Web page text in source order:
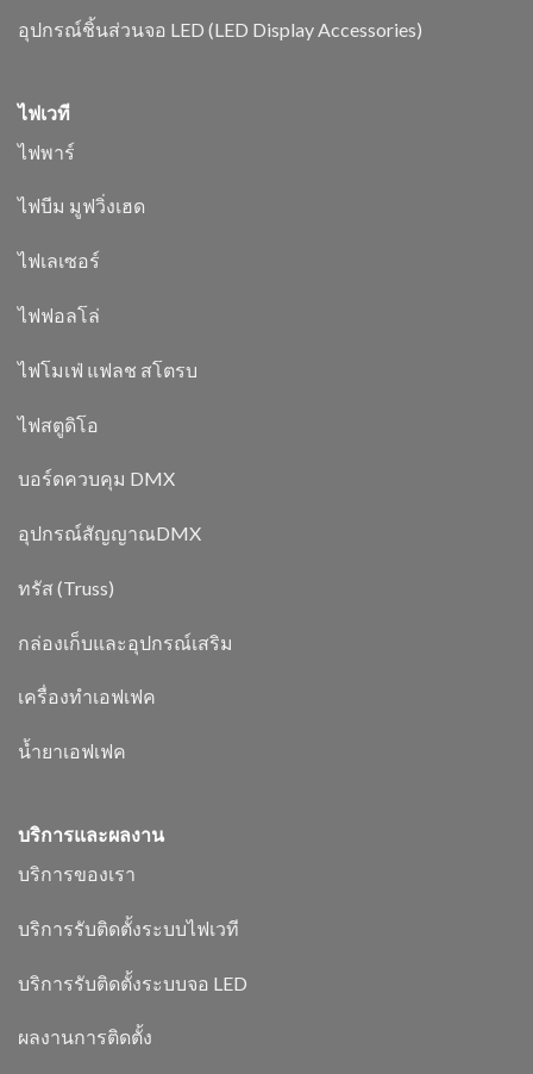
อุปกรณ์ชิ้นส่วนจอ LED (LED Display Accessories)
ไฟเวที
ไฟพาร์
ไฟบีม มูฟวิ่งเฮด
ไฟเลเซอร์
ไฟฟอลโล่
ไฟโมเฟ่ แฟลช สโตรบ
ไฟสตูดิโอ
บอร์ดควบคุม DMX
อุปกรณ์สัญญาณDMX
ทรัส (Truss)
กล่องเก็บและอุปกรณ์เสริม
เครื่องทำเอฟเฟค
น้ำยาเอฟเฟค
บริการและผลงาน
บริการของเรา
บริการรับติดตั้งระบบไฟเวที
บริการรับติดตั้งระบบจอ LED
ผลงานการติดตั้ง